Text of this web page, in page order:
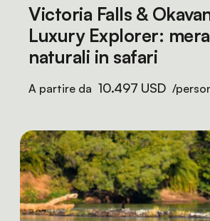
Victoria Falls &
Luxury Explorer:
naturali in safari
A partire da 10.497 USD /